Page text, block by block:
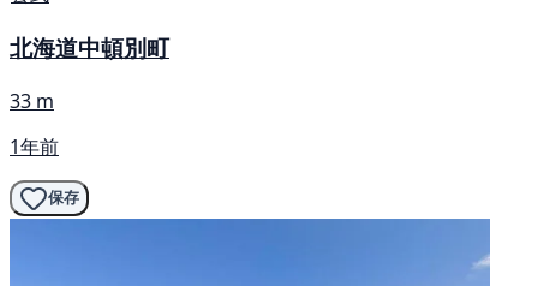
北海道中頓別町
33 m
1年前
保存